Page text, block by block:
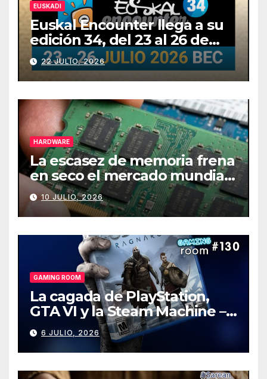
EUSKADI
Euskal Encounter llega a su
edición 34, del 23 al 26 de
julio
22 JULIO, 2026
HARDWARE
La escasez de memoria frena
en seco el mercado mundial
de PCs
10 JULIO, 2026
GAMING ROOM
La cagada de PlayStation,
GTA VI y la Steam Machine –
Gaming Room #130
6 JULIO, 2026